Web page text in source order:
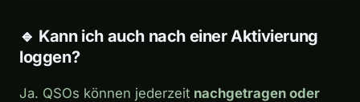
🔹 Kann ich auch nach einer Aktivierung
loggen?
Ja. QSOs können jederzeit nachgetragen oder